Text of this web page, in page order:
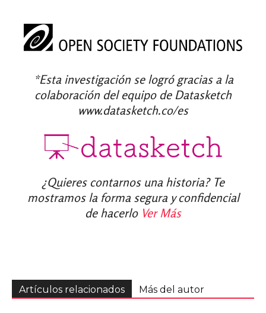
*Esta investigación se logró gracias a la
colaboración del equipo de Datasketch
www.datasketch.co/es
¿Quieres contarnos una historia? Te
mostramos la forma segura y confidencial
de hacerlo Ver Más
Artículos relacionados Más del autor